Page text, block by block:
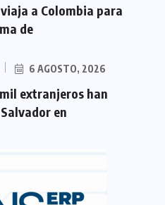
a Colombia para
de
6 AGOSTO, 2026
extranjeros han
en